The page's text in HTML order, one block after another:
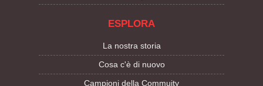
ESPLORA
La nostra storia
Cosa c'è di nuovo
Campioni della Commuity